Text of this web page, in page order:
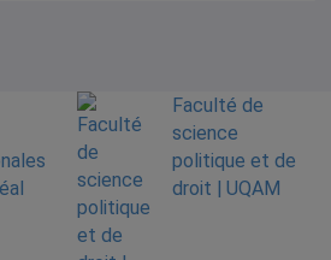
Faculté de
science
politique et de
droit | UQAM